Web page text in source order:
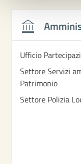
Ufficio
Settore Servizi
Patrimonio
Settore Polizia